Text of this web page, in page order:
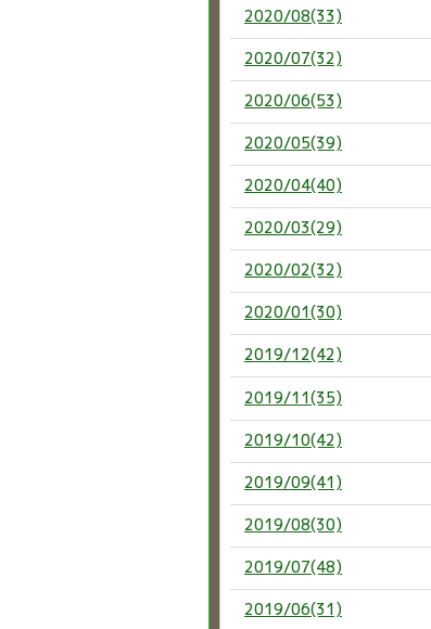
2020/08(33)
2020/07(32)
2020/06(53)
2020/05(39)
2020/04(40)
2020/03(29)
2020/02(32)
2020/01(30)
2019/12(42)
2019/11(35)
2019/10(42)
2019/09(41)
2019/08(30)
2019/07(48)
2019/06(31)